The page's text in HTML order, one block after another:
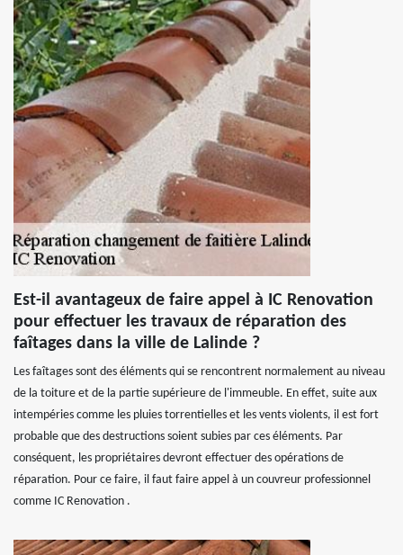
Est-il avantageux de faire appel à IC Renovation
pour effectuer les travaux de réparation des
faîtages dans la ville de Lalinde ?
Les faîtages sont des éléments qui se rencontrent normalement au niveau
de la toiture et de la partie supérieure de l'immeuble. En effet, suite aux
intempéries comme les pluies torrentielles et les vents violents, il est fort
probable que des destructions soient subies par ces éléments. Par
conséquent, les propriétaires devront effectuer des opérations de
réparation. Pour ce faire, il faut faire appel à un couvreur professionnel
comme IC Renovation .